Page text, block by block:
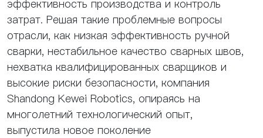
эффективность производства и контроль
затрат. Решая такие проблемные вопросы
отрасли, как низкая эффективность ручной
сварки, нестабильное качество сварных швов,
нехватка квалифицированных сварщиков и
высокие риски безопасности, компания
Shandong Kewei Robotics, опираясь на
многолетний технологический опыт,
выпустила новое поколение